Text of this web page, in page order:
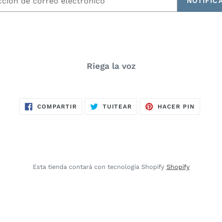
Riega la voz
COMPARTIRCOMPARTIR
EN
TUITEAR TUITEARHACER PIN
Esta tienda contará con tecnología Shopify Shopify